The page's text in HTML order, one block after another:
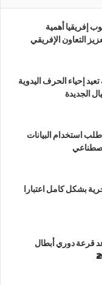
إفريقيا أهمية
التعاون الإفريقي
إحياء الحرف اليدوية
الجديدة
استخدام البيانات
بشكل كامل اعتبارا
قرعة دوري أبطال